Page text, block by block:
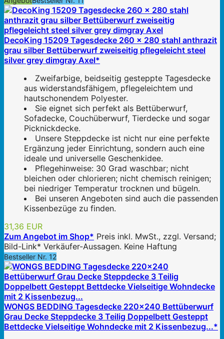
DecoKing 15209 Tagesdecke 260 x 280 stahl anthrazit
grau silber Bettüberwurf zweiseitig pflegeleicht steel
silver grey dimgray Axel*
Zweifarbige, beidseitig gesteppte Tagesdecke
aus widerstandsfähigem, pflegeleichtem und
hautschonendem Polyester.
Sie eignet sich perfekt als Bettüberwurf,
Sofadecke, Couchüberwurf, Tierdecke und sogar
Picknickdecke.
Unsere Steppdecke ist nicht nur eine perfekte
Ergänzung jeder Einrichtung, sondern auch eine
ideale und universelle Geschenkidee.
Pflegehinweise: 30 Grad waschbar; nicht
bleichen oder chlorieren; nicht chemisch reinigen;
bei niedriger Temperatur trocknen und bügeln.
Bei unseren Angeboten sind auch die passenden
Kissenbezüge zu finden.
31,36 EUR
Zum Angebot im Shop* Preis inkl. MwSt., zzgl. Versand;
Bild-Link* Verkäufer-Aussagen. Keine Haftung
Bestseller Nr. 12
WONGS BEDDING Tagesdecke 220x240 Bettüberwurf
Grau Decke Steppdecke 3 Teilig Doppelbett Gesteppt
Bettdecke Vielseitige Wohndecke mit 2 Kissenbezug...*